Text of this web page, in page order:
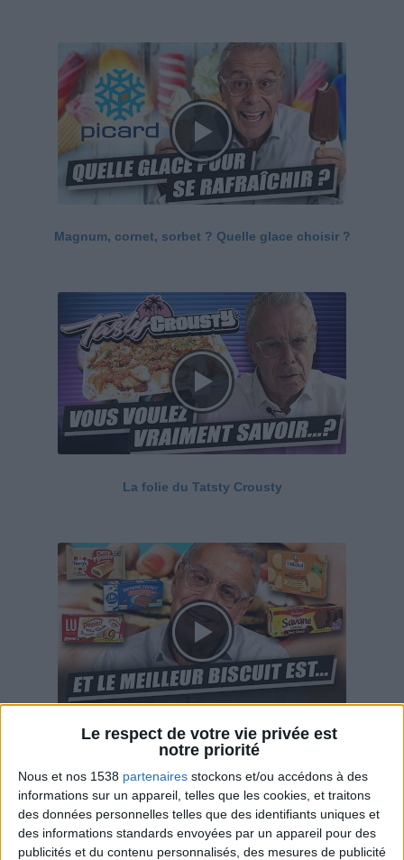
Le respect de votre vie privée est
notre priorité
Nous et nos 1538 partenaires stockons et/ou accédons à des
informations sur un appareil, telles que les cookies, et traitons
des données personnelles telles que des identifiants uniques et
des informations standards envoyées par un appareil pour des
publicités et du contenu personnalisés, des mesures de publicité
Magnum, cornet, sorbet ? Quelle glace choisir ?
La folie du Tatsty Crousty
Savane, LU, Pepito, Harrys... Que valent vraiment
ces gâteaux ?
Webinaires en direct Voir tout